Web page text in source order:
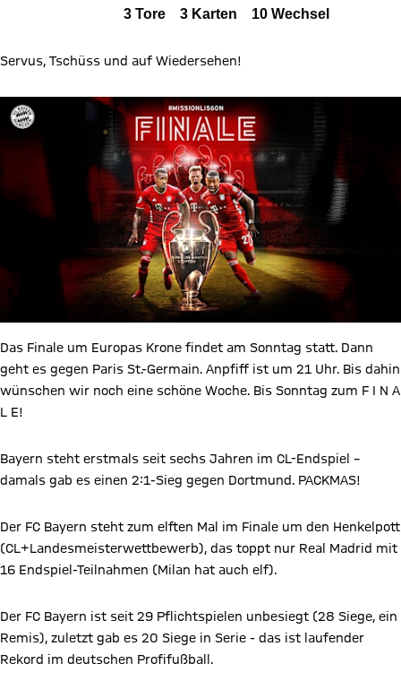
3 Tore 3 Karten 10 Wechsel
Servus, Tschüss und auf Wiedersehen!
Das Finale um Europas Krone findet am Sonntag statt. Dann
geht es gegen Paris St.-Germain. Anpfiff ist um 21 Uhr. Bis dahin
wünschen wir noch eine schöne Woche. Bis Sonntag zum F I N A
L E!
Bayern steht erstmals seit sechs Jahren im CL-Endspiel –
damals gab es einen 2:1-Sieg gegen Dortmund. PACKMAS!
Der FC Bayern steht zum elften Mal im Finale um den Henkelpott
(CL+Landesmeisterwettbewerb), das toppt nur Real Madrid mit
16 Endspiel-Teilnahmen (Milan hat auch elf).
Der FC Bayern ist seit 29 Pflichtspielen unbesiegt (28 Siege, ein
Remis), zuletzt gab es 20 Siege in Serie - das ist laufender
Rekord im deutschen Profifußball.